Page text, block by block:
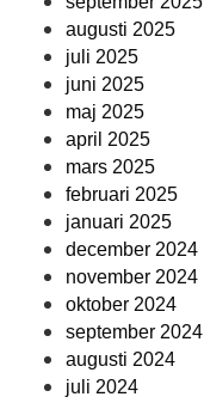
augusti 2025
juli 2025
juni 2025
maj 2025
april 2025
mars 2025
februari 2025
januari 2025
december 2024
november 2024
oktober 2024
september 2024
augusti 2024
juli 2024